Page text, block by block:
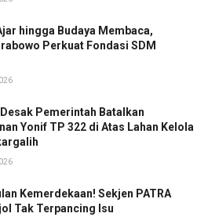
hingga Budaya Membaca,
Perkuat Fondasi SDM
Pemerintah Batalkan
Yonif TP 322 di Atas Lahan Kelola
Kemerdekaan! Sekjen PATRA
Tak Terpancing Isu